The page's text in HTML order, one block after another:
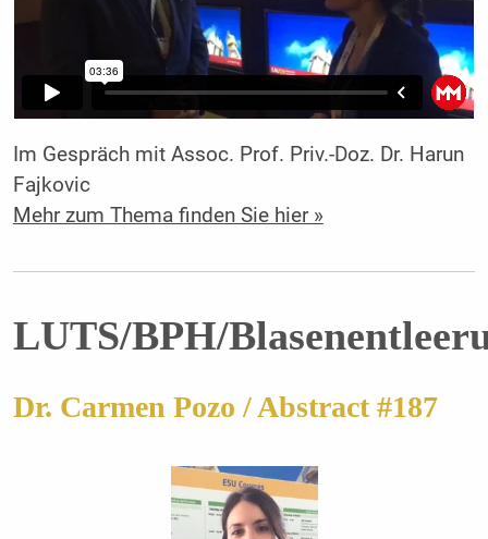
Im Gespräch mit Assoc. Prof. Priv.-Doz. Dr. Harun
Fajkovic
Mehr zum Thema finden Sie hier »
LUTS/BPH/
Dr. Carmen Pozo / Abstract #187